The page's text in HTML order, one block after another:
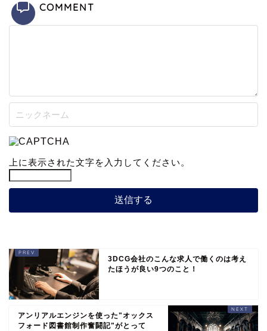
COMMENT
上に表示された文字を入力してください。
3DCG会社のこんな求人で働くのは考え
たほうが良い9つのこと！
アンリアルエンジンを使った"オックス
フォード図書館制作奮闘記"がとって